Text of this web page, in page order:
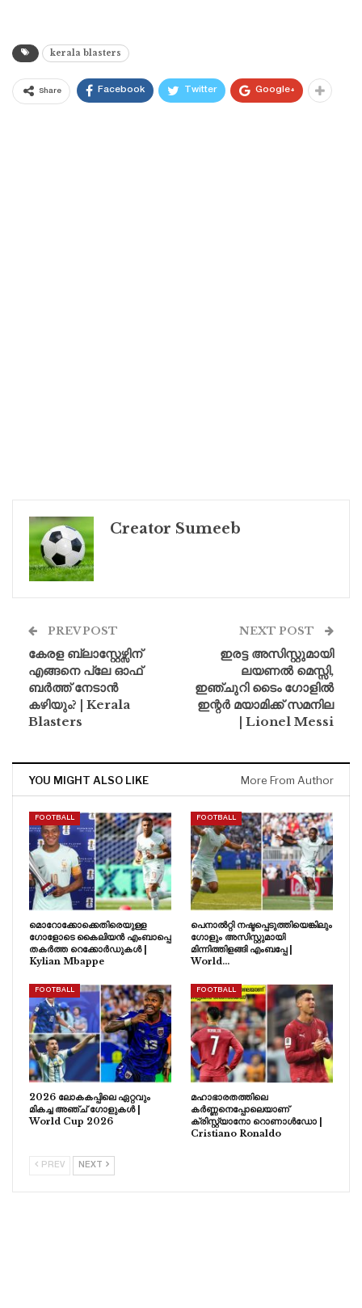
kerala blasters
Share Facebook Twitter Google+
Creator Sumeeb
PREV POST
കേരള ബ്ലാസ്റ്റേഴ്സിന്
എങ്ങനെ പ്ലേ ഓഫ്
ബർത്ത് നേടാൻ
കഴിയും? | Kerala
Blasters
NEXT POST
ഇരട്ട അസിസ്റ്റുമായി
ലയണൽ മെസ്സി,
ഇഞ്ചുറി ടൈം ഗോളിൽ
ഇന്റർ മയാമിക്ക് സമനില
| Lionel Messi
YOU MIGHT ALSO LIKE More From Author
FOOTBALL
മൊറോക്കോക്കെതിരെയുള്ള
ഗോളോടെ കൈലിയൻ എംബാപ്പെ
തകർത്ത റെക്കോർഡുകൾ |
Kylian Mbappe
FOOTBALL
പെനാൽറ്റി നഷ്ടപ്പെടുത്തിയെങ്കിലും
ഗോളും അസിസ്റ്റുമായി
മിന്നിത്തിളങ്ങി എംബപ്പേ |
World…
FOOTBALL
2026 ലോകകപ്പിലെ ഏറ്റവും
മികച്ച അഞ്ച് ഗോളുകൾ |
World Cup 2026
FOOTBALL
മഹാഭാരതത്തിലെ
കർണ്ണനെപ്പോലെയാണ്
ക്രിസ്റ്റ്യാനോ റൊണാൾഡോ |
Cristiano Ronaldo
PREV NEXT